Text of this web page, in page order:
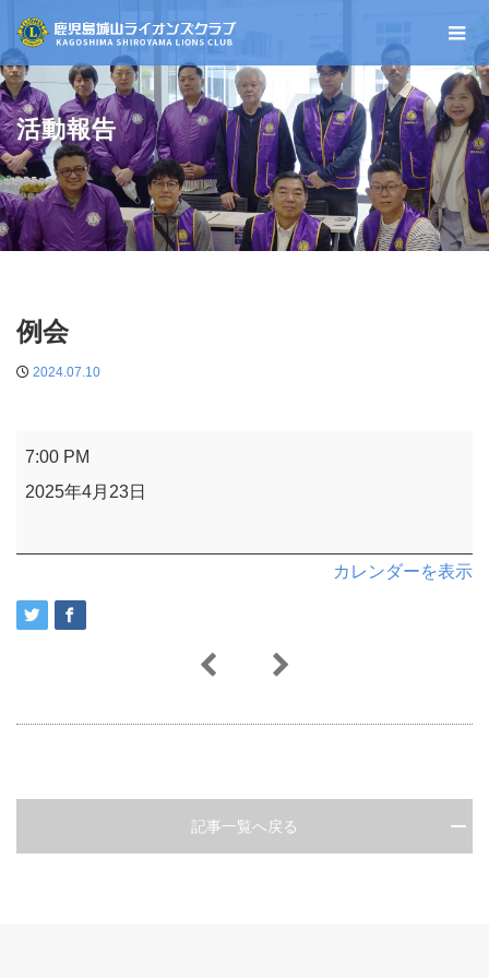
活動報告
例会
2024.07.10
例
7:00 PM
2025年4月23日
カレンダーを表示
記事一覧へ戻る